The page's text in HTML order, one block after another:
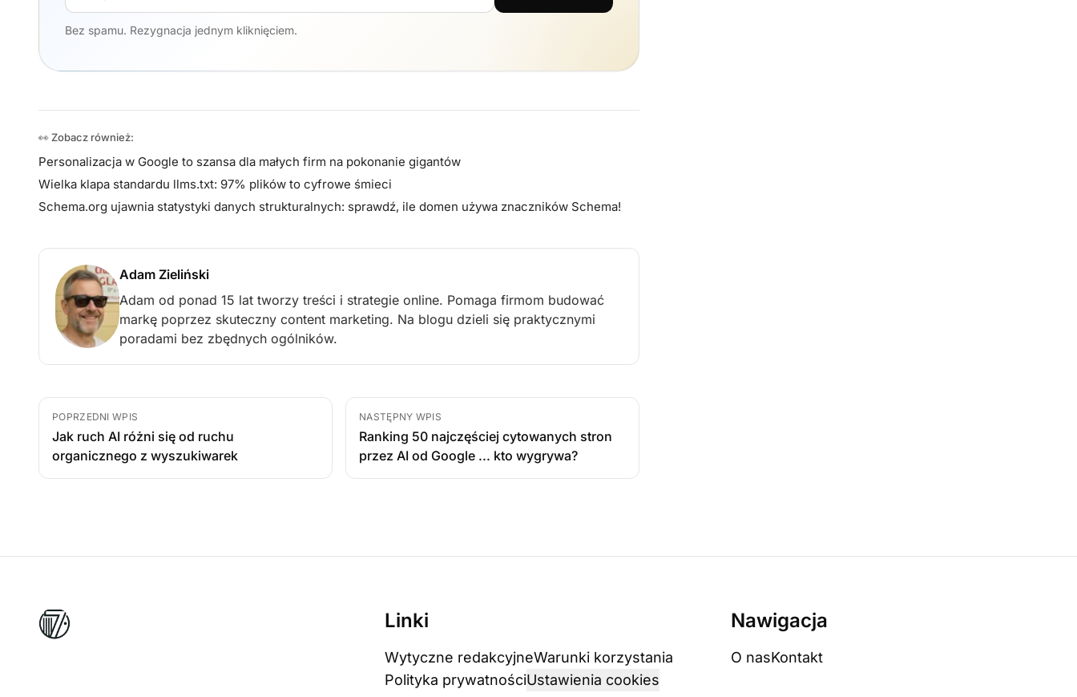
Bez spamu. Rezygnacja jednym kliknięciem.
👀 Zobacz również:
Personalizacja w Google to szansa dla małych firm na pokonanie gigantów
Wielka klapa standardu llms.txt: 97% plików to cyfrowe śmieci
Schema.org ujawnia statystyki danych strukturalnych: sprawdź, ile domen używa znaczników Schema!
Adam Zieliński
Adam od ponad 15 lat tworzy treści i strategie online. Pomaga firmom budować
markę poprzez skuteczny content marketing. Na blogu dzieli się praktycznymi
poradami bez zbędnych ogólników.
POPRZEDNI WPIS
Jak ruch AI różni się od ruchu
organicznego z wyszukiwarek
NASTĘPNY WPIS
Ranking 50 najczęściej cytowanych stron
przez AI od Google ... kto wygrywa?
Linki
Wytyczne redakcyjneWarunki korzystania
Polityka prywatnościUstawienia cookies
Nawigacja
O nasKontakt